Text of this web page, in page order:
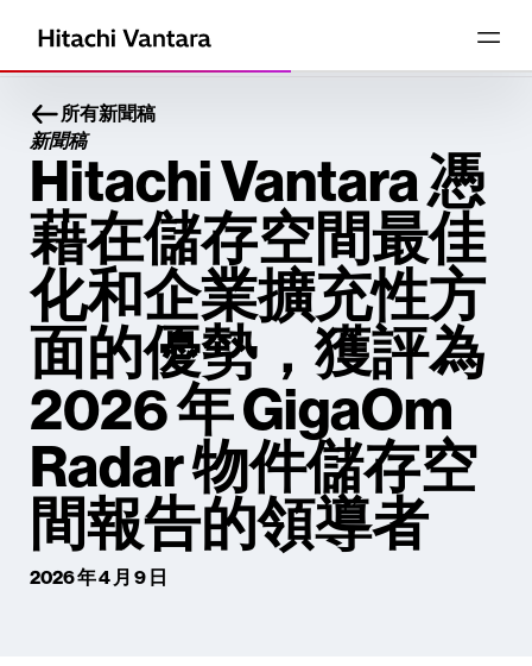
所有新聞稿
新聞稿
Hitachi Vantara 憑
藉在儲存空間最佳
化和企業擴充性方
面的優勢，獲評為
2026 年 GigaOm
Radar 物件儲存空
間報告的領導者
2026 年 4 月 9 日